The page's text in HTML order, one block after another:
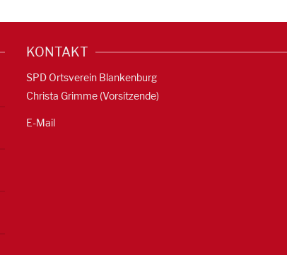
KONTAKT
SPD Ortsverein Blankenburg
Christa Grimme (Vorsitzende)
E-Mail